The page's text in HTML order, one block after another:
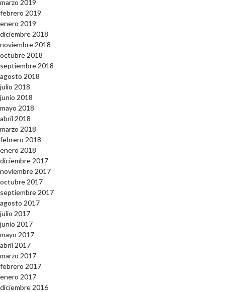
marzo 2019
febrero 2019
enero 2019
diciembre 2018
noviembre 2018
octubre 2018
septiembre 2018
agosto 2018
julio 2018
junio 2018
mayo 2018
abril 2018
marzo 2018
febrero 2018
enero 2018
diciembre 2017
noviembre 2017
octubre 2017
septiembre 2017
agosto 2017
julio 2017
junio 2017
mayo 2017
abril 2017
marzo 2017
febrero 2017
enero 2017
diciembre 2016